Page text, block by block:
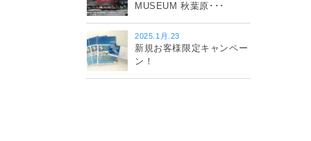
MUSEUM 秋葉原･･･
2025.1月.23
新規お客様限定キャンペー
ン！